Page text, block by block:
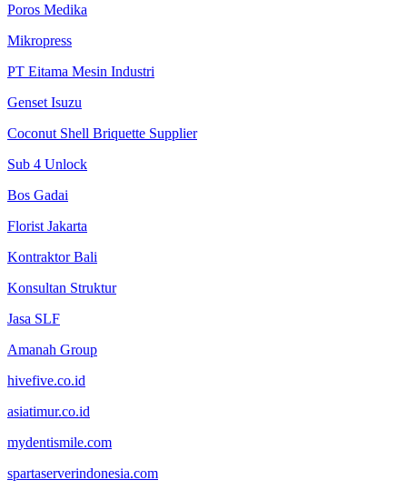
Poros Medika
Mikropress
PT Eitama Mesin Industri
Genset Isuzu
Coconut Shell Briquette Supplier
Sub 4 Unlock
Bos Gadai
Florist Jakarta
Kontraktor Bali
Konsultan Struktur
Jasa SLF
Amanah Group
hivefive.co.id
asiatimur.co.id
mydentismile.com
spartaserverindonesia.com